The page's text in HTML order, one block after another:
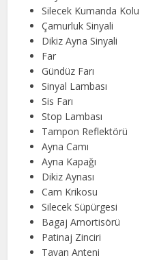
Silecek Kumanda Kolu
Çamurluk Sinyali
Dikiz Ayna Sinyali
Far
Gündüz Farı
Sinyal Lambası
Sis Farı
Stop Lambası
Tampon Reflektörü
Ayna Camı
Ayna Kapağı
Dikiz Aynası
Cam Krikosu
Silecek Süpürgesi
Bagaj Amortisörü
Patinaj Zinciri
Tavan Anteni